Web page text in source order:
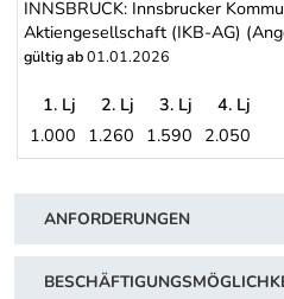
INNSBRUCK: Innsbrucker
Aktiengesellschaft (IKB-AG)
gültig ab01.01.2026
INNSBRUCK: Innsbrucker
1. Lj 2. Lj 3. Lj
4. Lj
1.000 1.260 1.590 2.050
ANFORDERUNGEN